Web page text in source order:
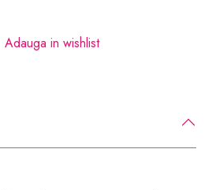
Adauga in wishlist